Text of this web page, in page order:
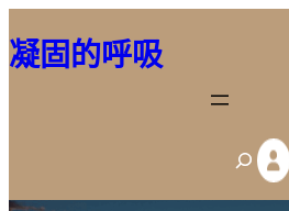
至
容
凝固的呼吸
S
e